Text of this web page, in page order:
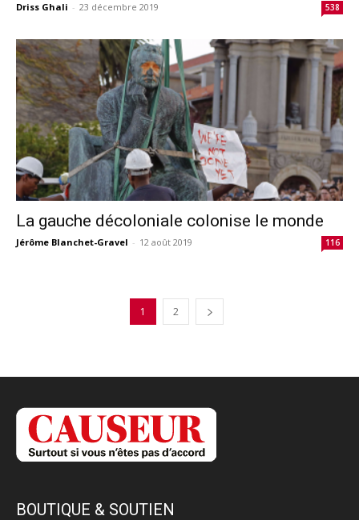
Driss Ghali - 23 décembre 2019 538
La gauche décoloniale colonise le monde
Jérôme Blanchet-Gravel - 12 août 2019 116
1 2
BOUTIQUE & SOUTIEN